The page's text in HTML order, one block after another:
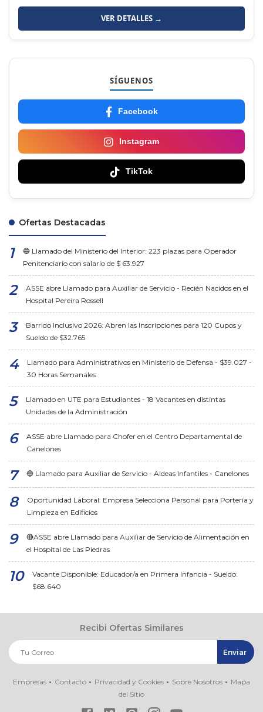
VER DETALLES →
SÍGUENOS
Facebook
Instagram
TikTok
Ofertas Destacadas
🔵 Llamado del Ministerio del Interior: 223 plazas para Operador
Penitenciario con salario de $ 63.927
ASSE abre Llamado para Auxiliar de Servicio - Recién Nacidos en el
Hospital Pereira Rossell
Barrido Inclusivo 2026: Abren las Inscripciones para 120 Cupos y
Sueldo de $32.765
Llamado para Administrativos en Ministerio de Defensa - $39.027 -
30 Horas Semanales
Llamado en UTE para Estudiantes - 18 Vacantes en distintas
Unidades de la Administración
ASSE abre Llamado para Chofer en el Centro Departamental de
Canelones
🔵 Llamado para Auxiliar de Servicio - Aldeas Infantiles - Canelones
Oportunidad Laboral: Empresa Selecciona Personal para Portería y
Limpieza en Edificios
🔴ASSE abre Llamado para Auxiliar de Servicio de Alimentación en
el Hospital de Las Piedras
Vacante Disponible: Educador/a en Primera Infancia - Sueldo:
$68.640
Recibi Ofertas Similares
Empresas Contacto Privacidad y Cookies Sobre Nosotros
Mapa
del Sitio